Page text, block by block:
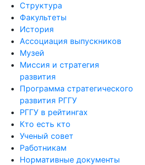
Структура
Факультеты
История
Ассоциация выпускников
Музей
Миссия и стратегия
развития
Программа стратегического
развития РГГУ
РГГУ в рейтингах
Кто есть кто
Ученый совет
Работникам
Нормативные документы